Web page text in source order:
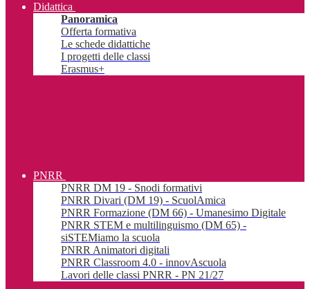
Didattica
Panoramica
Offerta formativa
Le schede didattiche
I progetti delle classi
Erasmus+
PNRR
PNRR DM 19 - Snodi formativi
PNRR Divari (DM 19) - ScuolAmica
PNRR Formazione (DM 66) - Umanesimo Digitale
PNRR STEM e multilinguismo (DM 65) -
siSTEMiamo la scuola
PNRR Animatori digitali
PNRR Classroom 4.0 - innovAscuola
Lavori delle classi PNRR - PN 21/27